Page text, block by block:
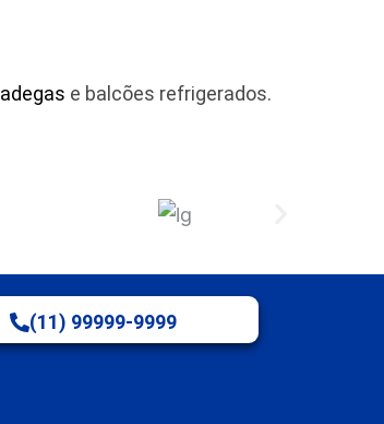
adegas e balcões refrigerados.
(11) 99999-9999